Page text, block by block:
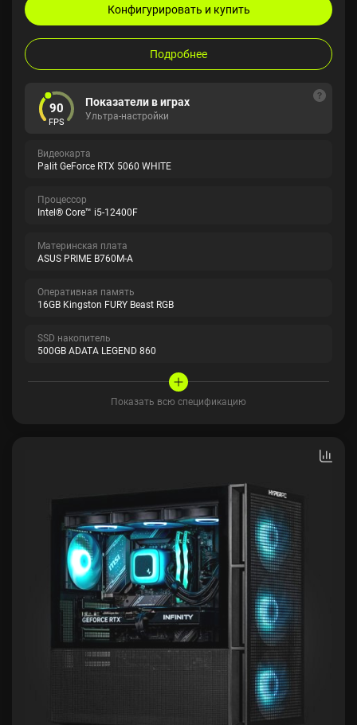
Конфигурировать и купить
Подробнее
90
FPS
Показатели в играх
Ультра-настройки
Видеокарта
Palit GeForce RTX 5060 WHITE
Процессор
Intel® Core™ i5-12400F
Материнская плата
ASUS PRIME B760M-A
Оперативная память
16GB Kingston FURY Beast RGB
SSD накопитель
500GB ADATA LEGEND 860
Показать всю спецификацию